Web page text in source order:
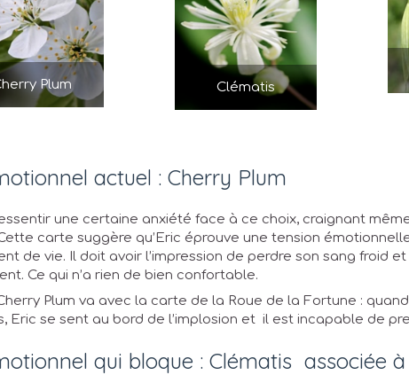
Plum Clématis
actuel : Cherry Plum
une certaine anxiété face à ce choix, craignant
carte suggère qu’Eric éprouve une tension
de vie. Il doit avoir l’impression de perdre son sang froid
Ce qui n’a rien de bien confortable.
Plum va avec la carte de la Roue de la Fortune :
Eric se sent au bord de l’implosion et il est incapable de
qui bloque : Clématis associée